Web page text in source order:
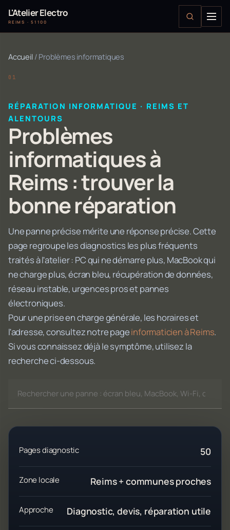
L'Atelier Electro
REIMS · 51100
Accueil/ Problèmes informatiques
RÉPARATION INFORMATIQUE · REIMS ET
ALENTOURS
Problèmes
informatiques à
Reims : trouver la
bonne réparation
Une panne précise mérite une réponse précise. Cette
page regroupe les diagnostics les plus fréquents
traités à l'atelier : PC qui ne démarre plus, MacBook qui
ne charge plus, écran bleu, récupération de données,
réseau instable, urgences pros et pannes
électroniques.
Pour une prise en charge générale, les horaires et
l'adresse, consultez notre pageinformaticien à Reims.
Si vous connaissez déjà le symptôme, utilisez la
recherche ci-dessous.
Pages diagnostic 50
Zone locale Reims + communes proches
Approche Diagnostic, devis, réparation utile